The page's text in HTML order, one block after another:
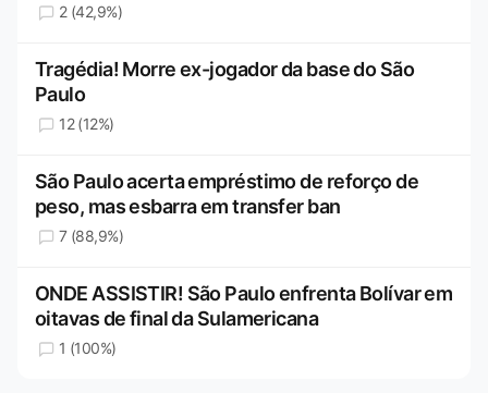
2 (42,9%)
Tragédia! Morre ex-jogador da base do São
Paulo
12 (12%)
São Paulo acerta empréstimo de reforço de
peso, mas esbarra em transfer ban
7 (88,9%)
ONDE ASSISTIR! São Paulo enfrenta Bolívar em
oitavas de final da Sulamericana
1 (100%)